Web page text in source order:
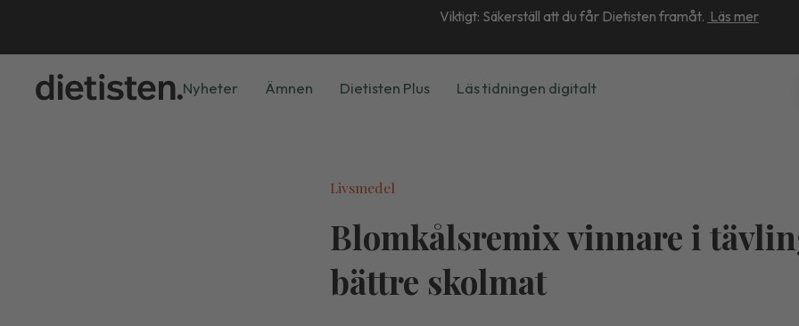
Viktigt: Säkerställ att du får Dietisten framåt. Läs mer
Nyheter Ämnen Dietisten Plus Läs tidningen digitalt
Livsmedel
Blomkålsremix vinnare i
bättre skolmat